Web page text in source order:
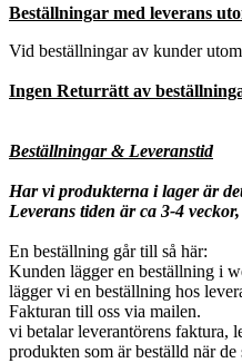
Beställningar med leverans
Vid beställningar av kunder
Ingen Returrätt av
Beställningar & Leveranstid
Har vi produkterna i lager är
Leverans tiden är ca 3-4
En beställning går till så här:
Kunden lägger en beställning i
lägger vi en beställning hos
Fakturan till oss via mailen.
vi betalar leverantörens faktura,
produkten som är beställd när